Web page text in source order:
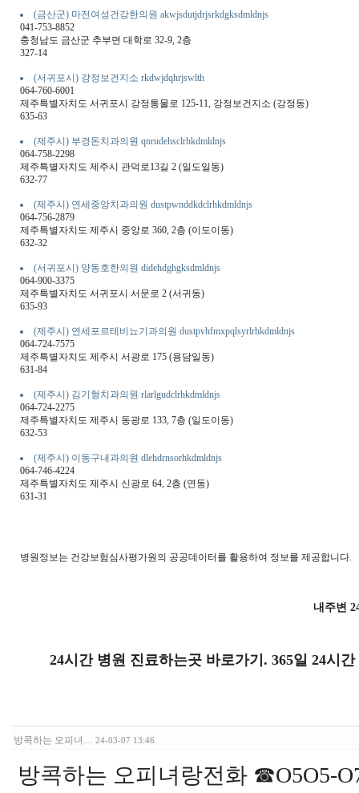
(금산군) 마전여성건강한의원 akwjsdutjdrjsrkdgksdmldnjs
041-753-8852
충청남도 금산군 추부면 대학로 32-9, 2층
327-14
(서귀포시) 강정보건지소 rkdwjdqhrjswlth
064-760-6001
제주특별자치도 서귀포시 강정통물로 125-11, 강정보건지소 (강정동)
635-63
(제주시) 부경돈치과의원 qnrudehsclrhkdmldnjs
064-758-2298
제주특별자치도 제주시 관덕로13길 2 (일도일동)
632-77
(제주시) 연세중앙치과의원 dustpwnddkdclrhkdmldnjs
064-756-2879
제주특별자치도 제주시 중앙로 360, 2층 (이도이동)
632-32
(서귀포시) 양동호한의원 didehdghgksdmldnjs
064-900-3375
제주특별자치도 서귀포시 서문로 2 (서귀동)
635-93
(제주시) 연세포르테비뇨기과의원 dustpvhfmxpqlsyrlrhkdmldnjs
064-724-7575
제주특별자치도 제주시 서광로 175 (용담일동)
631-84
(제주시) 김기형치과의원 rlarlgudclrhkdmldnjs
064-724-2275
제주특별자치도 제주시 동광로 133, 7층 (일도이동)
632-53
(제주시) 이동구내과의원 dlehdrnsorhkdmldnjs
064-746-4224
제주특별자치도 제주시 신광로 64, 2층 (연동)
631-31
병원정보는 건강보험심사평가원의 공공데이터를 활용하여 정보를 제공합니다.
내주변
24시간 병원 진료하는곳 바로가기. 365일 24시
방콕하는 오피녀… 24-03-07 13:46
방콕하는 오피녀랑전화 ☎O5O5-